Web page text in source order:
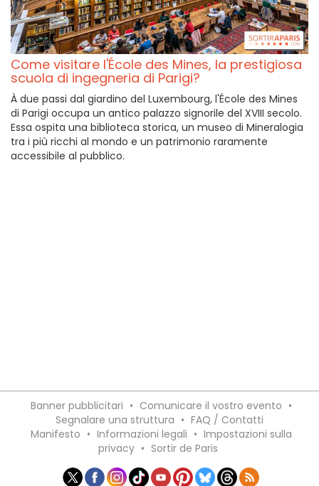
Come visitare l'École des Mines, la prestigiosa
scuola di ingegneria di Parigi?
À due passi dal giardino del Luxembourg, l'École des Mines
di Parigi occupa un antico palazzo signorile del XVIII secolo.
Essa ospita una biblioteca storica, un museo di Mineralogia
tra i più ricchi al mondo e un patrimonio raramente
accessibile al pubblico.
Banner pubblicitari • Comunicare il vostro evento •
Segnalare una struttura • FAQ / Contatti
Manifesto • Informazioni legali • Impostazioni sulla
privacy • Sortir de Paris